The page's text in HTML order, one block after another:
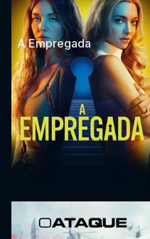
A Empregada